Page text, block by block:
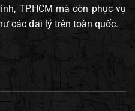
TP.HCM mà còn phục vụ
các đại lý trên toàn quốc.